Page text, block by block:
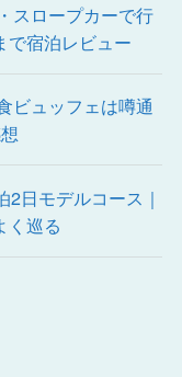
スロープカーで行
で宿泊レビュー
ビュッフェは噂通
2日モデルコース｜
く巡る